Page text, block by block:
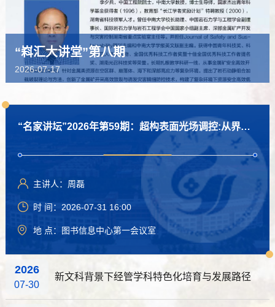
“嵙汇大讲堂”第八期
2026-07-17
“名家讲坛”2026年第59期：超构表面光场调控:从界面相位到平面光学（总1161期）
主讲人：周磊
时 间：2026-07-31 16:00
地 点：图书信息中心第一会议室
2026
07-30
新文科背景下经管学科特色化培育与发展路径